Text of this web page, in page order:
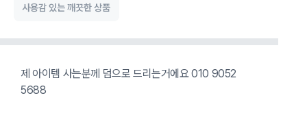
사용감 있는 깨끗한 상품
제 아이템 사는분께 덤으로 드리는거에요 010 9052
5688